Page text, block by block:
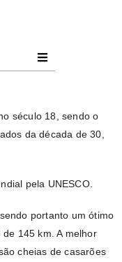
século 18, sendo o
da década de 30,
pela UNESCO.
portanto um ótimo
145 km. A melhor
cheias de casarões